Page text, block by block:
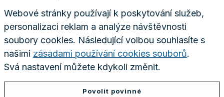
Webové stránky používají k poskytování služeb,
personalizaci reklam a analýze návštěvnosti
soubory cookies. Následující volbou souhlasíte s
našimi zásadami používání cookies souborů.
Svá nastavení můžete kdykoli změnit.
Povolit povinné